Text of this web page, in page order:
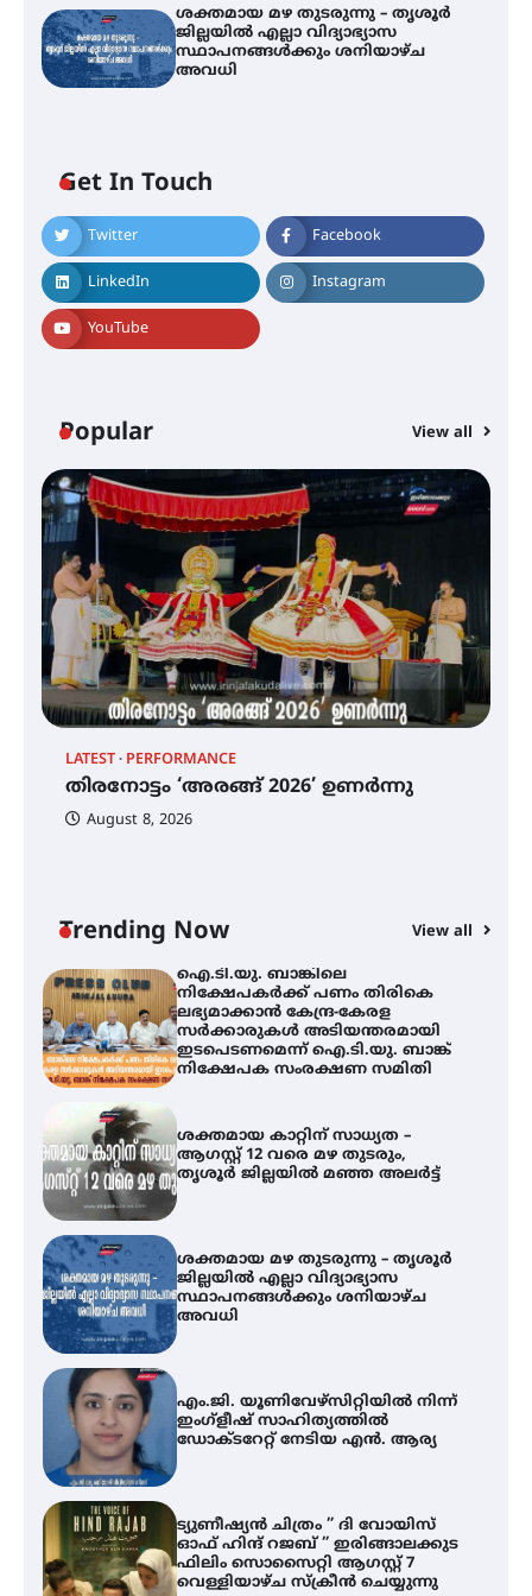
ശക്തമായ മഴ തുടരുന്നു – തൃശൂർ
ജില്ലയിൽ എല്ലാ വിദ്യാഭ്യാസ
സ്ഥാപനങ്ങൾക്കും ശനിയാഴ്ച
അവധി
Get In Touch
Twitter Facebook
LinkedIn Instagram
YouTube
Popular View all
LATEST PERFORMANCE
തിരനോട്ടം ‘അരങ്ങ് 2026’ ഉണർന്നു
August 8, 2026
Trending Now View all
ഐ.ടി.യു. ബാങ്കിലെ
നിക്ഷേപകർക്ക് പണം തിരികെ
ലഭ്യമാക്കാൻ കേന്ദ്ര-കേരള
സർക്കാരുകൾ അടിയന്തരമായി
ഇടപെടണമെന്ന് ഐ.ടി.യു. ബാങ്ക്
നിക്ഷേപക സംരക്ഷണ സമിതി
ശക്തമായ കാറ്റിന് സാധ്യത –
ജില്ലയിൽ എല്ലാ വിദ്യാഭ്യാസ
സ്ഥാപനങ്ങൾക്കും ശനിയാഴ്ച
അവധി
എം.ജി. യൂണിവേഴ്‌സിറ്റിയിൽ നിന്ന്
ഇംഗ്ളീഷ് സാഹിത്യത്തിൽ
ഡോക്ടറേറ്റ് നേടിയ എൻ. ആര്യ
ട്യുണീഷ്യൻ ചിത്രം ” ദി വോയിസ്
ഫിലിം സൊസൈറ്റി ആഗസ്റ്റ് 7
വെള്ളിയാഴ്ച സ്‌ക്രീൻ ചെയ്യുന്നു
ഐ.ടി.യു. ബാങ്കിലെ
നിക്ഷേപകർക്ക് പണം തിരികെ
ലഭ്യമാക്കാൻ കേന്ദ്ര-കേരള
സർക്കാരുകൾ അടിയന്തരമായി
ഇടപെടണമെന്ന് ഐ.ടി.യു. ബാങ്ക്
നിക്ഷേപക സംരക്ഷണ സമിതി
ശക്തമായ കാറ്റിന് സാധ്യത –
ആഗസ്റ്റ് 12 വരെ മഴ തുടരും,
തൃശൂർ ജില്ലയിൽ മഞ്ഞ അലർട്ട്
ശക്തമായ മഴ തുടരുന്നു – തൃശൂർ
ജില്ലയിൽ എല്ലാ വിദ്യാഭ്യാസ
സ്ഥാപനങ്ങൾക്കും ശനിയാഴ്ച
അവധി
എം.ജി. യൂണിവേഴ്‌സിറ്റിയിൽ നിന്ന്
ഇംഗ്ളീഷ് സാഹിത്യത്തിൽ
ഡോക്ടറേറ്റ് നേടിയ എൻ. ആര്യ
ട്യുണീഷ്യൻ ചിത്രം ” ദി വോയിസ്
ഓഫ് ഹിന്ദ് റജബ് ” ഇരിങ്ങാലക്കുട
ഫിലിം സൊസൈറ്റി ആഗസ്റ്റ് 7
വെള്ളിയാഴ്ച സ്‌ക്രീൻ ചെയ്യുന്നു